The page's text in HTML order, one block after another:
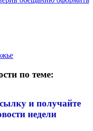
по теме:
и получайте
недели